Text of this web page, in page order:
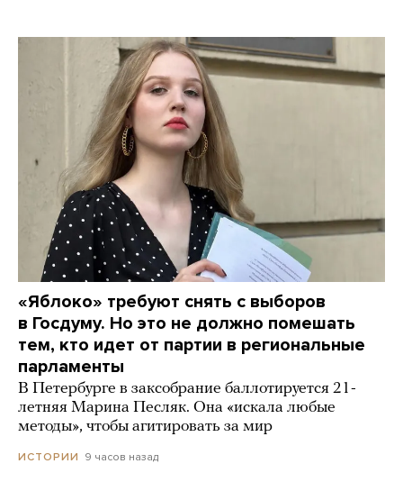
«Яблоко» требуют снять с выборов
в Госдуму. Но это не должно помешать
тем, кто идет от партии в региональные
парламенты
В Петербурге в заксобрание баллотируется 21-
летняя Марина Песляк. Она «искала любые
методы», чтобы агитировать за мир
ИСТОРИИ 9 часов назад